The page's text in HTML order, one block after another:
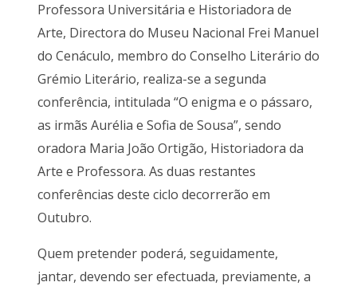
Professora Universitária e Historiadora de
Arte, Directora do Museu Nacional Frei Manuel
do Cenáculo, membro do Conselho Literário do
Grémio Literário, realiza-se a segunda
conferência, intitulada “O enigma e o pássaro,
as irmãs Aurélia e Sofia de Sousa”, sendo
oradora Maria João Ortigão, Historiadora da
Arte e Professora. As duas restantes
conferências deste ciclo decorrerão em
Outubro.
Quem pretender poderá, seguidamente,
jantar, devendo ser efectuada, previamente, a